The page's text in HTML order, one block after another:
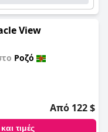
View
Ροζό
Από 122 $
τιμές